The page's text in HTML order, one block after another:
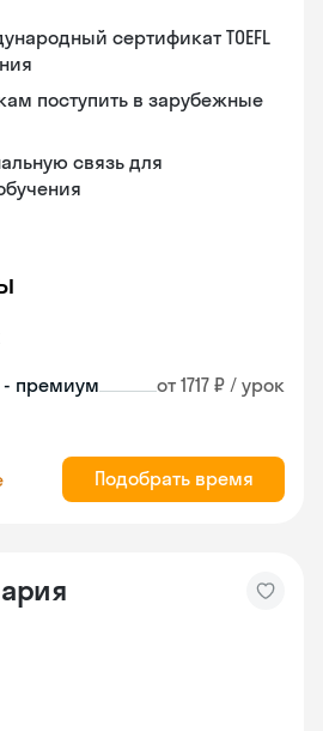
сертификат TOEFL
поступить в зарубежные
связь для
- премиум от 1717 ₽ / урок
Подобрать время